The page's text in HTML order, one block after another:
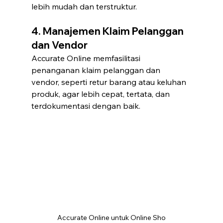
lebih mudah dan terstruktur.
4. Manajemen Klaim Pelanggan
dan Vendor
Accurate Online memfasilitasi
penanganan klaim pelanggan dan
vendor, seperti retur barang atau keluhan
produk, agar lebih cepat, tertata, dan
terdokumentasi dengan baik.
Accurate Online untuk Online Sho